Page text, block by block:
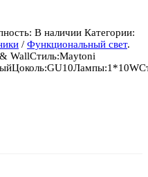
В наличии Категории:
/ Функциональный свет.
WallСтиль:Maytoni
Цоколь:GU10Лампы:1*10W